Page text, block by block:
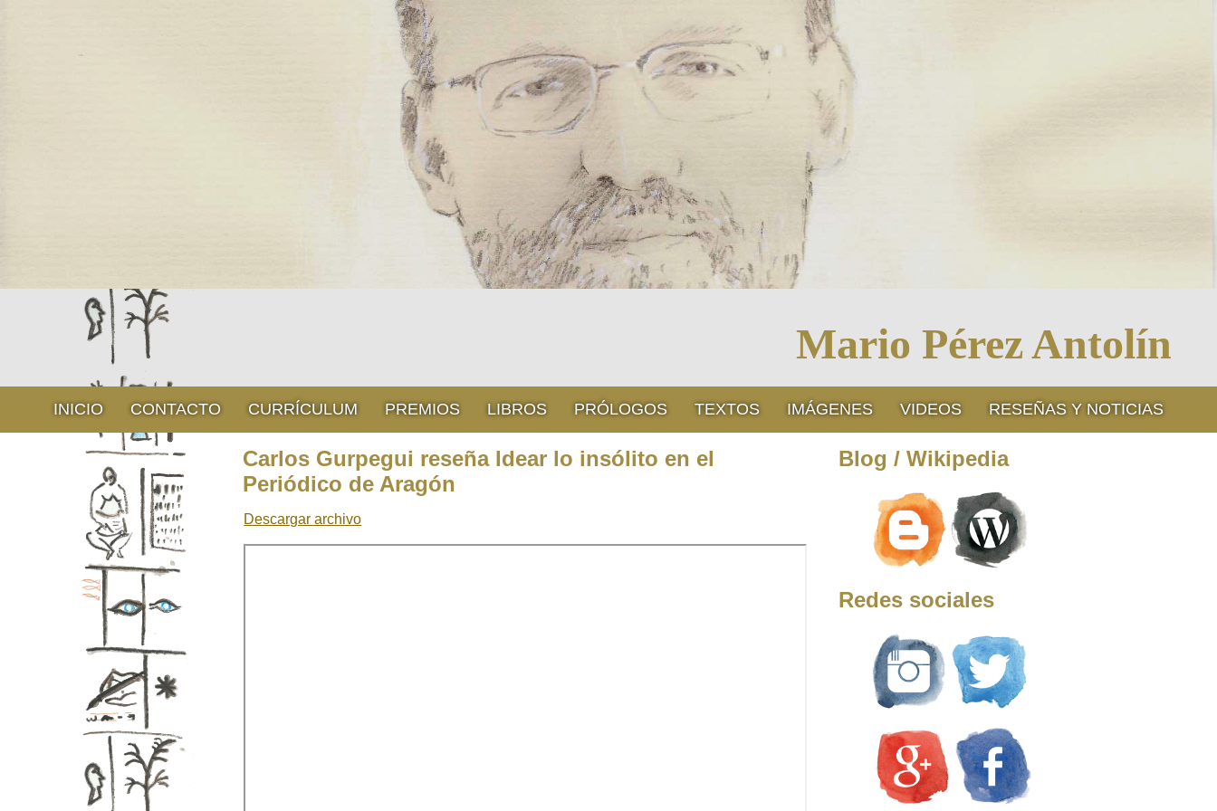
Mario Pérez Antolín
INICIO CONTACTO CURRÍCULUM PREMIOS LIBROS PRÓLOGOS TEXTOS IMÁGENES VIDEOS RESEÑAS Y NOTICIAS
Carlos Gurpegui reseña Idear lo insólito en el
Periódico de Aragón
Descargar archivo
Blog / Wikipedia
Redes sociales